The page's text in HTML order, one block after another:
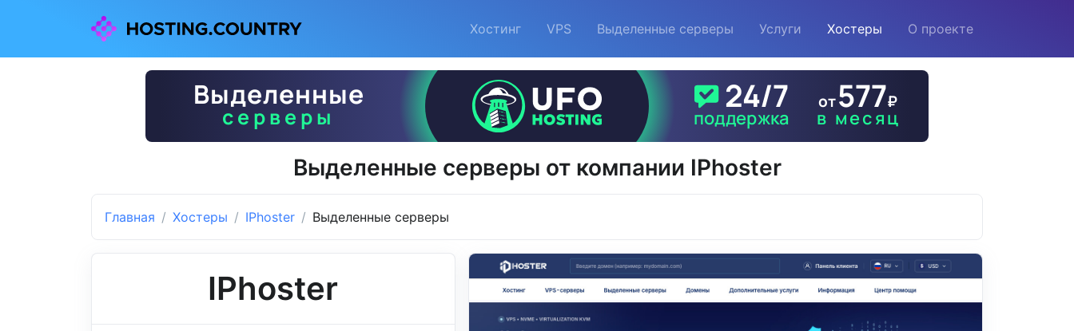
Хостинг VPS Выделенные серверы Услуги Хостеры О проекте
Выделенные серверы от компании IPhoster
Главная Хостеры IPhoster Выделенные серверы
IPhoster